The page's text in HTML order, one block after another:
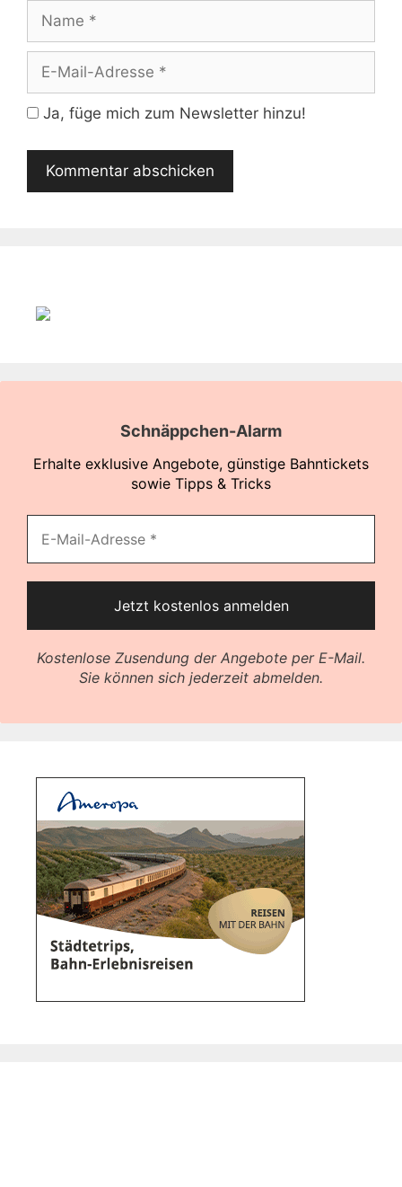
Mail-
Adresse
Ja, füge mich zum Newsletter hinzu!
Schnäppchen-Alarm
Erhalte exklusive Angebote, günstige Bahntickets
sowie Tipps & Tricks
Kostenlose Zusendung der Angebote per E-Mail.
Sie können sich jederzeit abmelden.